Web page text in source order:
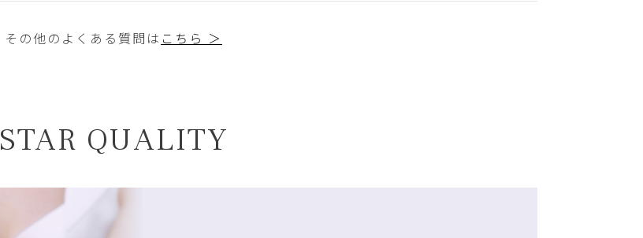
その他のよくある質問は こちら ＞
STAR QUALITY